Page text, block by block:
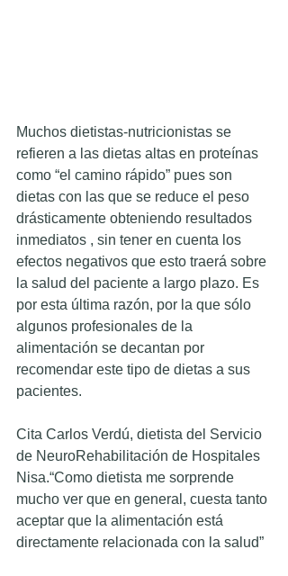
Muchos dietistas-nutricionistas se
refieren a las dietas altas en proteínas
como “el camino rápido” pues son
dietas con las que se reduce el peso
drásticamente obteniendo resultados
inmediatos , sin tener en cuenta los
efectos negativos que esto traerá sobre
la salud del paciente a largo plazo. Es
por esta última razón, por la que sólo
algunos profesionales de la
alimentación se decantan por
recomendar este tipo de dietas a sus
pacientes.
Cita Carlos Verdú, dietista del Servicio
de NeuroRehabilitación de Hospitales
Nisa.“Como dietista me sorprende
mucho ver que en general, cuesta tanto
aceptar que la alimentación está
directamente relacionada con la salud”